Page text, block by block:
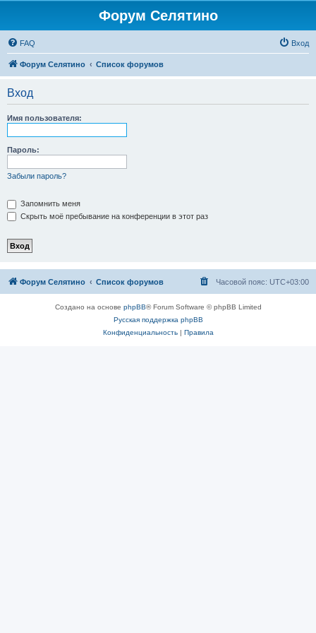
Форум Селятино
FAQ Вход
Форум Селятино Список форумов
Вход
Имя пользователя:
Пароль:
Забыли пароль?
Запомнить меня
Скрыть моё пребывание на конференции в этот раз
Форум Селятино Список форумов Часовой пояс: UTC+03:00
Создано на основе phpBB® Forum Software © phpBB Limited
Русская поддержка phpBB
Конфиденциальность| Правила